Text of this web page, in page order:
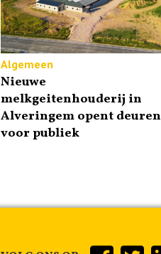
Algemeen
Nieuwe
melkgeitenhouderij in
Alveringem opent deuren
voor publiek